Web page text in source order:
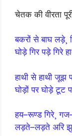
चेतक की वीरता
बकरों से बाघ लड़े¸
घोड़े गिर पड़े गिरे
हाथी से हाथी जूझ
घोड़ों पर घोड़े टूट
हय–रूण्ड गिरे¸
लड़ते–लड़ते अरि